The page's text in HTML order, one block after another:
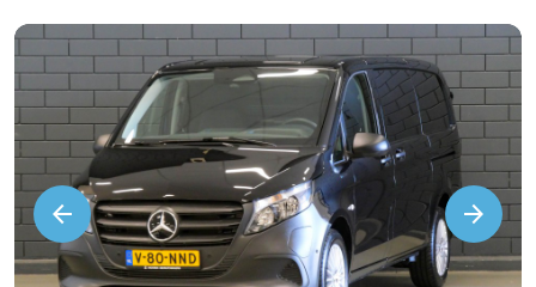
arrow_forwardVorige
arrow_backVolgende